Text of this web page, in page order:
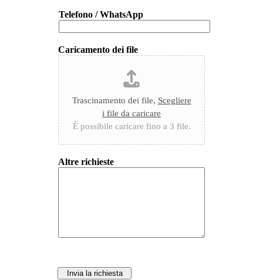
Telefono / WhatsApp
Caricamento dei file
Trascinamento dei file, Scegliere
i file da caricare
È possibile caricare fino a 3 file.
Altre richieste
Invia la richiesta